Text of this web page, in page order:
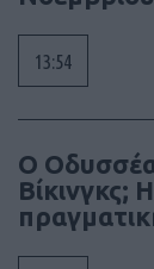
13:54
Ο
Βίκινγκς;